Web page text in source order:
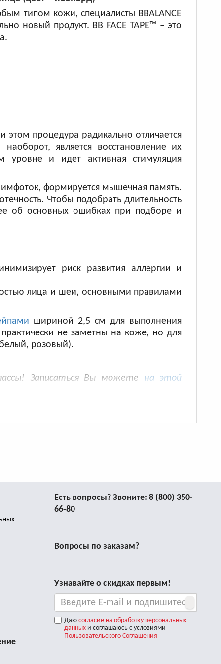
типом кожи, специалисты BBALANCE
новый продукт. BB FACE TAPE™ – это
процедура радикально отличается
является восстановление их
уровне и идет активная стимуляция
формируется мышечная память.
Чтобы подобрать длительность
об основных ошибках при подборе и
риск развития аллергии и
лица и шеи, основными правилами
шириной 2,5 см для выполнения
не заметны на коже, но для
розовый).
Записаться Вы можете на этой
Есть вопросы? Звоните:8 (800) 350-
66-80
Вопросы по заказам?
Узнавайте о скидках первым!
Даюсогласие на обработку персональных
данных и соглашаюсь с условиями
Пользовательского Соглашения